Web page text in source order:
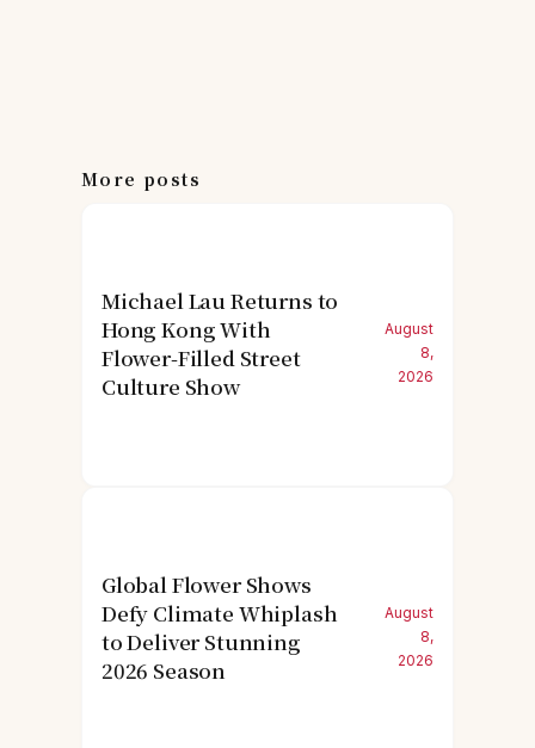
More posts
Michael Lau Returns to
Hong Kong With
Flower-Filled Street
Culture Show
August
8,
2026
Global Flower Shows
Defy Climate Whiplash
to Deliver Stunning
2026 Season
August
8,
2026